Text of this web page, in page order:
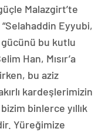
Malazgirt’te
Eyyubi,
gücünü bu kutlu
Han, Mısır’a
bu aziz
kardeşlerimizin
binlerce yıllık
Yüreğimize